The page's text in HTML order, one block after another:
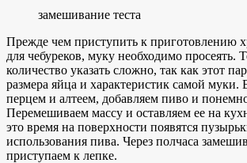
замешивание теста
Прежде чем приступить к приготовлению
для чебуреков, муку необходимо просеять.
количество указать сложно, так как этот
размера яйца и характеристик самой муки.
перцем и алтеем, добавляем пиво и
Перемешиваем массу и оставляем ее на
это время на поверхности появятся
использования пива. Через полчаса
приступаем к лепке.